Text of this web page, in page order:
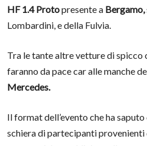
HF 1.4 Protopresente a Bergamo,
Lombardini, e della Fulvia.
Tra le tante altre vetture di spicco
faranno da pace car alle manche
Mercedes.
Il format dell’evento che ha
schiera di partecipanti provenienti